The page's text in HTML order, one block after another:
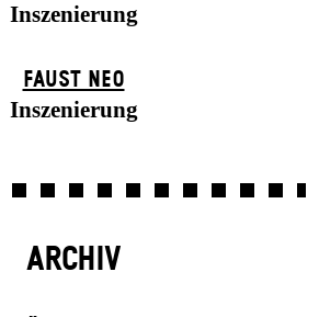
Inszenierung
FAUST NEO
Inszenierung
ARCHIV